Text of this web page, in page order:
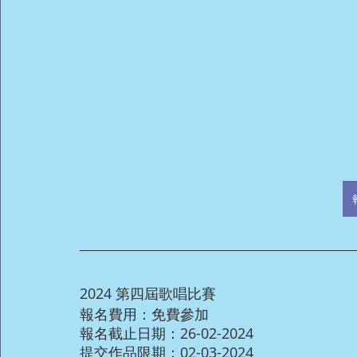
2024 第四屆歌唱比賽
報名費用：免費參加
報名截止日期：26-02-2024
提交作品限期：02-03-2024